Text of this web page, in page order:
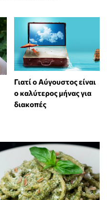
Γιατί ο Αύγουστος είναι
ο καλύτερος μήνας για
διακοπές